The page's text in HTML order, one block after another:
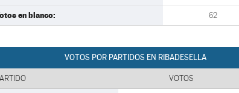
en blanco: 62
VOTOS POR PARTIDOS EN RIBADESELLA
VOTOS